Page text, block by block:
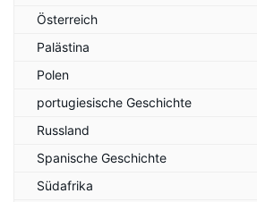
Österreich
Palästina
Polen
portugiesische Geschichte
Russland
Spanische Geschichte
Südafrika